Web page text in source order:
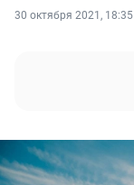
30 октября 2021, 18:35